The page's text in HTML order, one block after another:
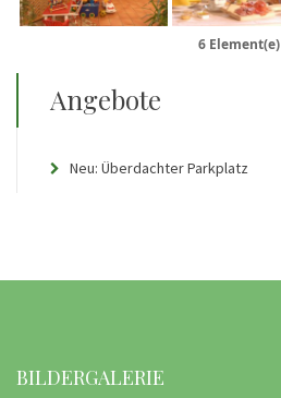
6 Element(e)
Angebote
Neu: Überdachter Parkplatz
BILDERGALERIE